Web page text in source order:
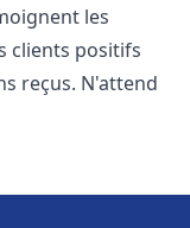
les
clients positifs
reçus. N'attend